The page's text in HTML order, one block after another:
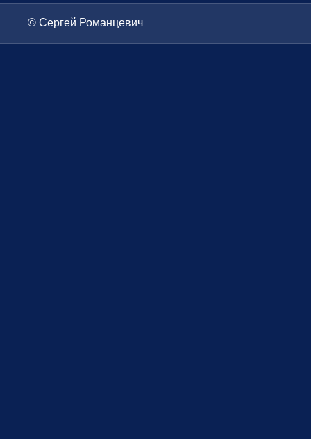
© Сергей Романцевич